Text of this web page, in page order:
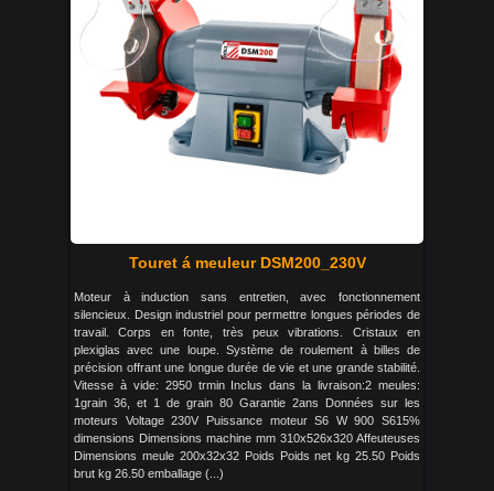
Touret á meuleur DSM200_230V
Moteur à induction sans entretien, avec fonctionnement
silencieux. Design industriel pour permettre longues périodes de
travail. Corps en fonte, très peux vibrations. Cristaux en
plexiglas avec une loupe. Système de roulement à billes de
précision offrant une longue durée de vie et une grande stabilité.
Vitesse à vide: 2950 trmin Inclus dans la livraison:2 meules:
1grain 36, et 1 de grain 80 Garantie 2ans Données sur les
moteurs Voltage 230V Puissance moteur S6 W 900 S615%
dimensions Dimensions machine mm 310x526x320 Affeuteuses
Dimensions meule 200x32x32 Poids Poids net kg 25.50 Poids
brut kg 26.50 emballage (...)